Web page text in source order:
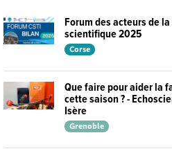
Forum des acteurs de
scientifique 2025
Corse
Que faire pour aider la
cette saison ? -
Isère
Grenoble